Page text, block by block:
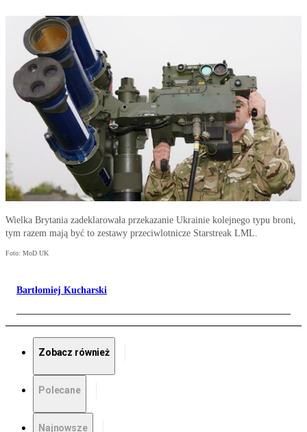
Wielka Brytania zadeklarowała przekazanie Ukrainie kolejnego typu broni,
tym razem mają być to zestawy przeciwlotnicze Starstreak LML.
Foto: MoD UK
Bartłomiej Kucharski
Zobacz również
Polecane
Najnowsze